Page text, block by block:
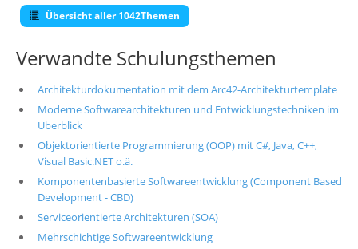
Übersicht aller 1042Themen
Verwandte Schulungsthemen
Architekturdokumentation mit dem Arc42-Architekturtemplate
Moderne Softwarearchitekturen und Entwicklungstechniken im
Überblick
Objektorientierte Programmierung (OOP) mit C#, Java, C++,
Visual Basic.NET o.ä.
Komponentenbasierte Softwareentwicklung (Component Based
Development - CBD)
Serviceorientierte Architekturen (SOA)
Mehrschichtige Softwareentwicklung